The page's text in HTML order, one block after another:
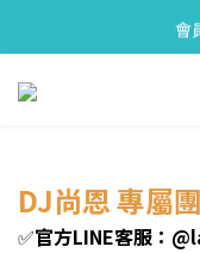
會
會
全新
DJ尚恩 專屬
✅官方LINE客服：